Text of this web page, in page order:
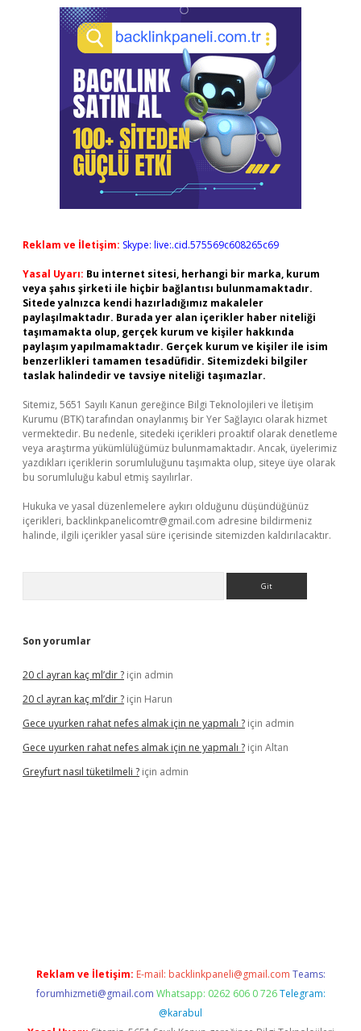
Reklam ve İletişim: Skype: live:.cid.575569c608265c69
Yasal Uyarı: Bu internet sitesi, herhangi bir marka, kurum
veya şahıs şirketi ile hiçbir bağlantısı bulunmamaktadır.
Sitede yalnızca kendi hazırladığımız makaleler
paylaşılmaktadır. Burada yer alan içerikler haber niteliği
taşımamakta olup, gerçek kurum ve kişiler hakkında
paylaşım yapılmamaktadır. Gerçek kurum ve kişiler ile isim
benzerlikleri tamamen tesadüfidir. Sitemizdeki bilgiler
taslak halindedir ve tavsiye niteliği taşımazlar.
Sitemiz, 5651 Sayılı Kanun gereğince Bilgi Teknolojileri ve İletişim
Kurumu (BTK) tarafından onaylanmış bir Yer Sağlayıcı olarak hizmet
vermektedir. Bu nedenle, sitedeki içerikleri proaktif olarak denetleme
veya araştırma yükümlülüğümüz bulunmamaktadır. Ancak, üyelerimiz
yazdıkları içeriklerin sorumluluğunu taşımakta olup, siteye üye olarak
bu sorumluluğu kabul etmiş sayılırlar.
Hukuka ve yasal düzenlemelere aykırı olduğunu düşündüğünüz
içerikleri, backlinkpanelicomtr@gmail.com adresine bildirmeniz
halinde, ilgili içerikler yasal süre içerisinde sitemizden kaldırılacaktır.
Son yorumlar
20 cl ayran kaç ml’dir ? için admin
20 cl ayran kaç ml’dir ? için Harun
Gece uyurken rahat nefes almak için ne yapmalı ? için admin
Gece uyurken rahat nefes almak için ne yapmalı ? için Altan
Greyfurt nasıl tüketilmeli ? için admin
Reklam ve İletişim: E-mail: backlinkpaneli@gmail.com Teams:
forumhizmeti@gmail.com Whatsapp: 0262 606 0 726 Telegram:
@karabul